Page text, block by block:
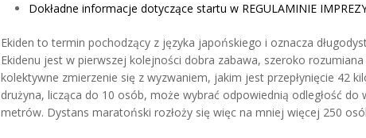
Dokładne informacje dotyczące startu w REGULAMINIE
Ekiden to termin pochodzący z języka japońskiego i oznacza
Ekidenu jest w pierwszej kolejności dobra zabawa, szeroko
kolektywne zmierzenie się z wyzwaniem, jakim jest przepłynięcie 42
drużyna, licząca do 10 osób, może wybrać odpowiednią odległość
metrów. Dystans maratoński rozłoży się więc na mniej więcej 250